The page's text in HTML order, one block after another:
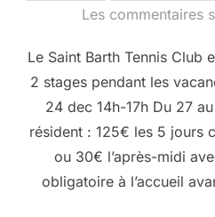
Les commentaires
Le Saint Barth Tennis Club
2 stages pendant les
24 dec 14h-17h Du 27
résident : 125€ les 5 jours
ou 30€ l’après-midi
obligatoire à l’accueil